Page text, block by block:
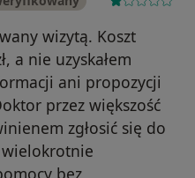
wizytą. Koszt
a nie uzyskałem
ani propozycji
przez większość
zgłosić się do